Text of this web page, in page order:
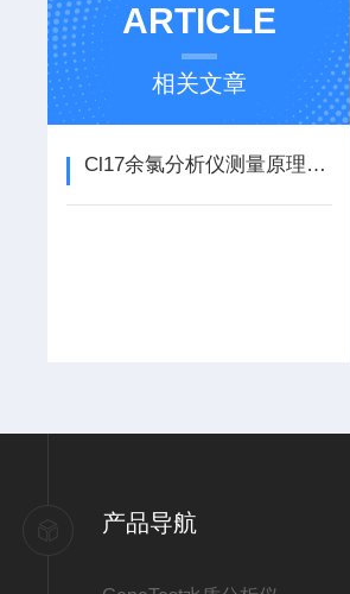
ARTICLE
相关文章
Cl17余氯分析仪测量原理及使用注意事项
产品导航